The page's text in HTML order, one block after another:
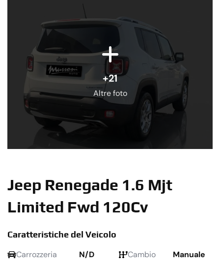
+21
Altre foto
Jeep Renegade 1.6 Mjt
Limited Fwd 120Cv
Caratteristiche del Veicolo
Carrozzeria
N/D Cambio Manuale